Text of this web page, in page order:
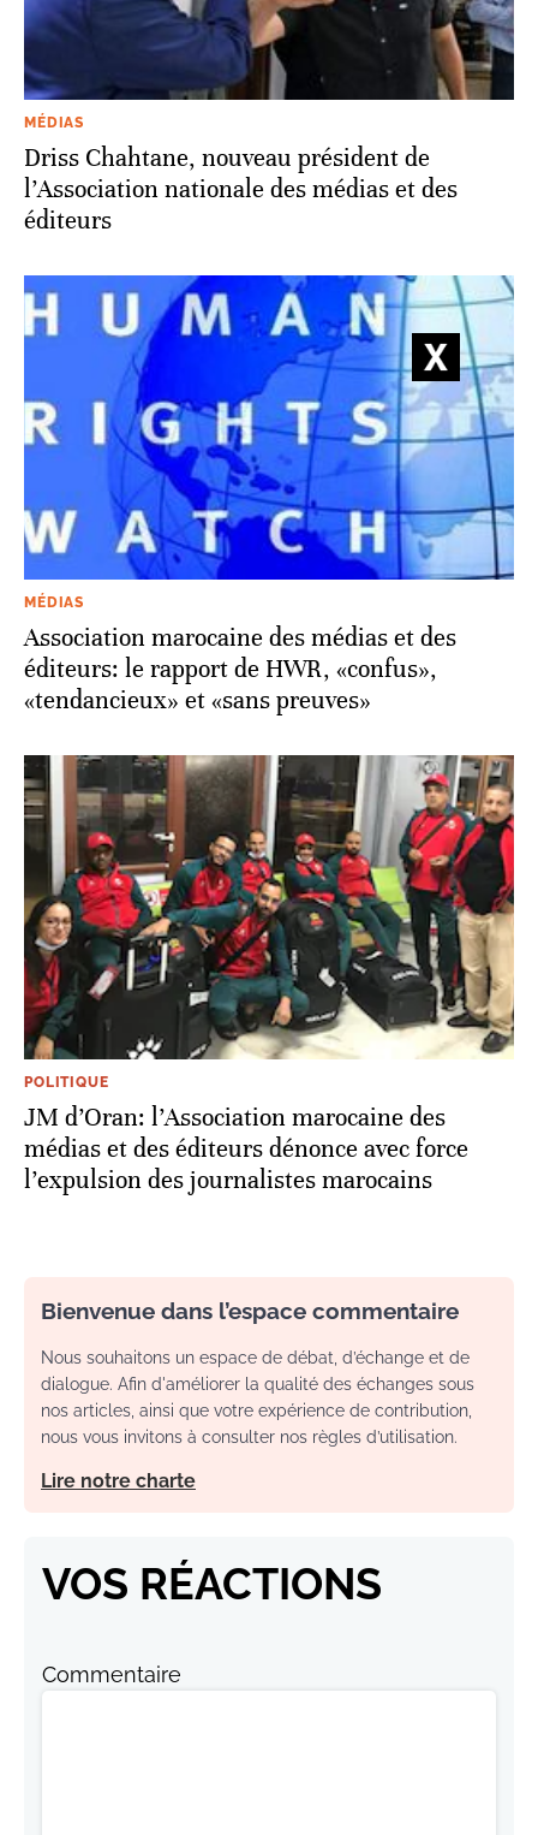
MÉDIAS
Driss Chahtane, nouveau président de
l’Association nationale des médias et des
éditeurs
MÉDIAS
Association marocaine des médias et des
éditeurs: le rapport de HWR, «confus»,
«tendancieux» et «sans preuves»
POLITIQUE
JM d’Oran: l’Association marocaine des
médias et des éditeurs dénonce avec force
l’expulsion des journalistes marocains
Bienvenue dans l’espace commentaire
Nous souhaitons un espace de débat, d’échange et de
dialogue. Afin d'améliorer la qualité des échanges sous
nos articles, ainsi que votre expérience de contribution,
nous vous invitons à consulter nos règles d’utilisation.
Lire notre charte
VOS RÉACTIONS
Commentaire